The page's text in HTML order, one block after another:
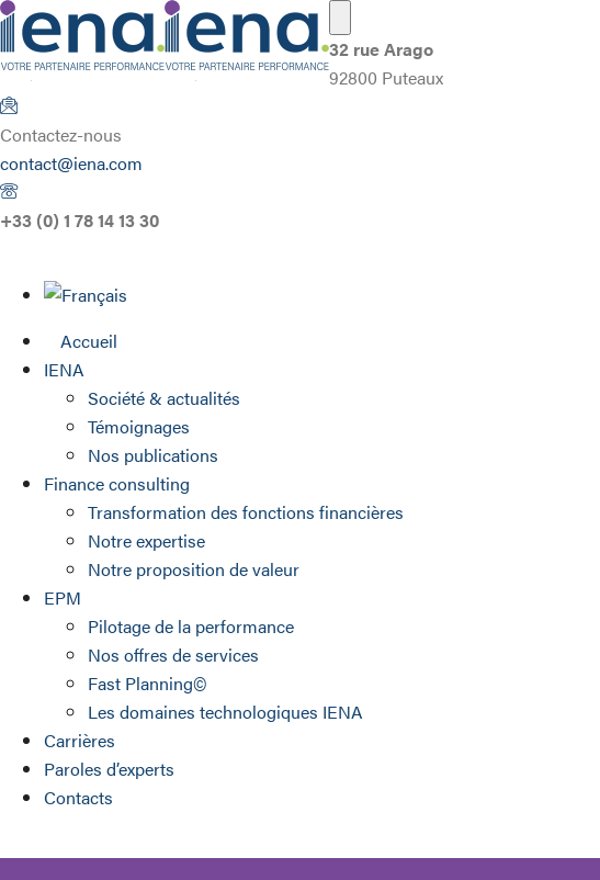
32 rue Arago
92800 Puteaux
Contactez-nous
contact@iena.com
+33 (0) 1 78 14 13 30
Accueil
IENA
Société & actualités
Témoignages
Nos publications
Finance consulting
Transformation des fonctions financières
Notre expertise
Notre proposition de valeur
EPM
Pilotage de la performance
Nos offres de services
Fast Planning©
Les domaines technologiques IENA
Carrières
Paroles d’experts
Contacts